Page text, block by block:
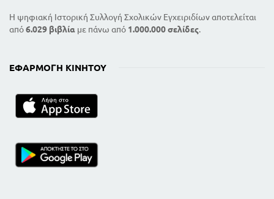
Η ψηφιακή Ιστορική Συλλογή Σχολικών Εγχειριδίων αποτελείται
από6.029 βιβλία με πάνω από 1.000.000 σελίδες.
ΕΦΑΡΜΟΓΉ ΚΙΝΗΤΟΎ